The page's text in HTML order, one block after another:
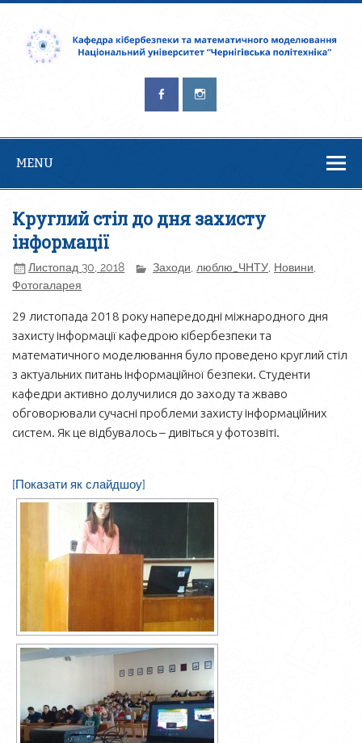
кібербезпеки та
математичного
Безпека – це процес, а не результат. Брюс Шнайер
MENU
Круглий стіл до дня захисту
інформації
Листопад 30, 2018 Заходи,люблю_ЧНТУ, Новини,
Фотогаларея
29 листопада 2018 року напередодні міжнародного дня
захисту інформації кафедрою кібербезпеки та
математичного моделювання було проведено круглий стіл
з актуальних питань інформаційної безпеки. Студенти
кафедри активно долучилися до заходу та жваво
обговорювали сучасні проблеми захисту інформаційних
систем. Як це відбувалось – дивіться у фотозвіті.
[Показати як слайдшоу]